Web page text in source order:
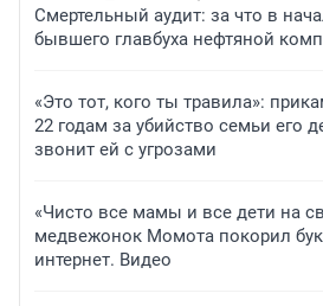
Смертельный аудит: за что в
бывшего главбуха нефтяной
«Это тот, кого ты травила»:
22 годам за убийство семьи его
звонит ей с угрозами
«Чисто все мамы и все дети на
медвежонок Момота покорил
интернет. Видео